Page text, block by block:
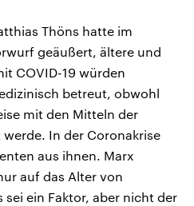
Thöns hatte im
geäußert, ältere und
COVID-19 würden
betreut, obwohl
mit den Mitteln der
In der Coronakrise
aus ihnen. Marx
auf das Alter von
sei ein Faktor, aber nicht der